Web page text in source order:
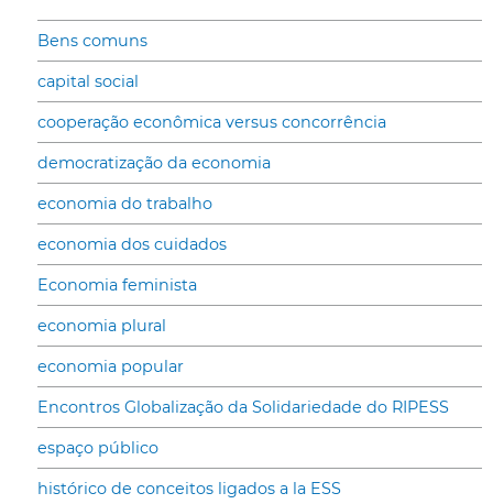
Bens comuns
capital social
cooperação econômica versus concorrência
democratização da economia
economia do trabalho
economia dos cuidados
Economia feminista
economia plural
economia popular
Encontros Globalização da Solidariedade do RIPESS
espaço público
histórico de conceitos ligados a la ESS